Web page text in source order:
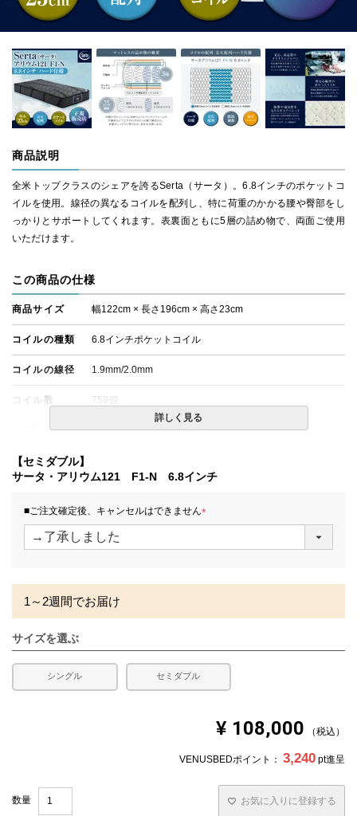
商品説明
全米トップクラスのシェアを誇るSerta（サータ）。6.8インチのポケットコ
イルを使用。線径の異なるコイルを配列し、特に荷重のかかる腰や臀部をし
っかりとサポートしてくれます。表裏面ともに5層の詰め物で、両面ご使用
いただけます。
この商品の仕様
商品サイズ 幅122cm × 長さ196cm × 高さ23cm
コイルの種類 6.8インチポケットコイル
コイルの線径 1.9mm/2.0mm
コイル数 758個
日本
備考
※一部地域にて配達日指定が出来ない場合がございます。
場合があります。
※できる限り実際の色を再現するよう心がけております
が、閲覧環境により誤差がでる場合がございますのでご了
詳しく見る
【セミダブル】
サータ・アリウム121 F1-N 6.8インチ
■ご注文確定後、キャンセルはできません
(
1～2週間でお届け
サイズを選ぶ
シングル セミダブル
¥ 108,000 税込
VENUSBEDポイント： 3,240 pt進呈
お気に入りに登録する